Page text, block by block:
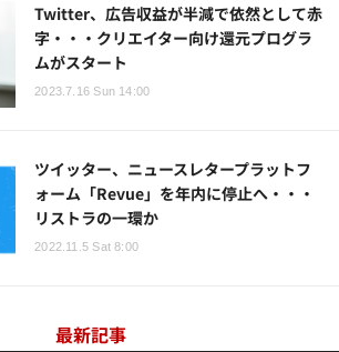
Twitter、広告収益が半減で依然として赤
字・・・クリエイター向け還元プログラ
ムがスタート
2023.7.16 Sun 14:00
ツイッター、ニュースレタープラットフ
ォーム「Revue」を年内に停止へ・・・
リストラの一環か
2022.11.5 Sat 8:00
最新記事